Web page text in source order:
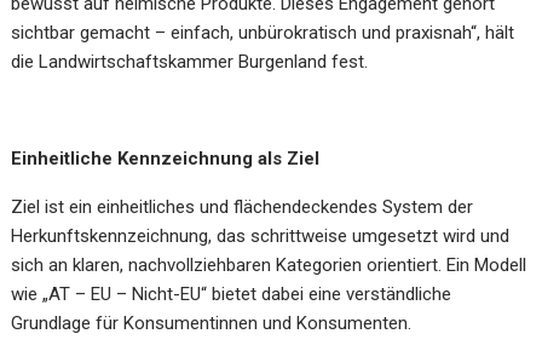
sichtbar gemacht – einfach, unbürokratisch und praxisnah“, hält
die Landwirtschaftskammer Burgenland fest.
Einheitliche Kennzeichnung als Ziel
Ziel ist ein einheitliches und flächendeckendes System der
Herkunftskennzeichnung, das schrittweise umgesetzt wird und
sich an klaren, nachvollziehbaren Kategorien orientiert. Ein Modell
wie „AT – EU – Nicht-EU“ bietet dabei eine verständliche
Grundlage für Konsumentinnen und Konsumenten.